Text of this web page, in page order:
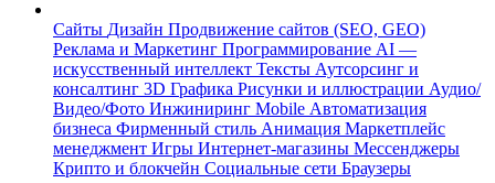
Сайты Дизайн Продвижение сайтов (SEO, GEO)
Реклама и Маркетинг Программирование AI —
искусственный интеллект Тексты Аутсорсинг и
консалтинг 3D Графика Рисунки и иллюстрации Аудио/
Видео/Фото Инжиниринг Mobile Автоматизация
бизнеса Фирменный стиль Анимация Маркетплейс
менеджмент Игры Интернет-магазины Мессенджеры
Крипто и блокчейн Социальные сети Браузеры